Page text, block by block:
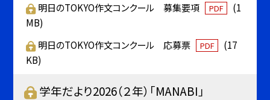
明日のTOKYO作文コンクール 募集要項
PDF
(1
MB)
明日のTOKYO作文コンクール 応募票
PDF
(17
KB)
学年だより2026（２年）「MANABI」